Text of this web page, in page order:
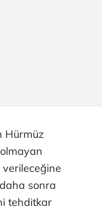
Hürmüz
sonra
tehditkar